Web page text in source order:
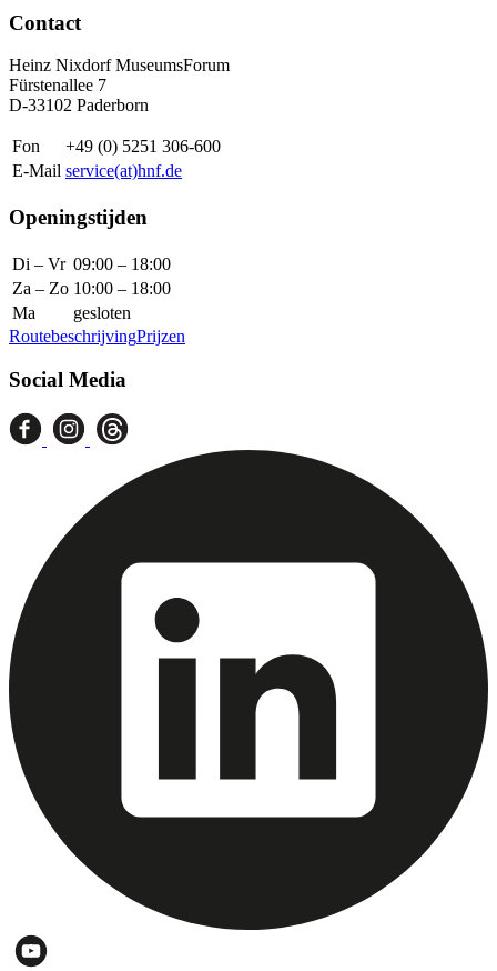
Contact
Heinz Nixdorf MuseumsForum
Fürstenallee 7
D-33102 Paderborn
Fon
+49 (0) 5251 306-600
E-Mail service(at)hnf.de
Openingstijden
Di – Vr 09:00 – 18:00
Za – Zo 10:00 – 18:00
Ma
gesloten
RoutebeschrijvingPrijzen
Social Media